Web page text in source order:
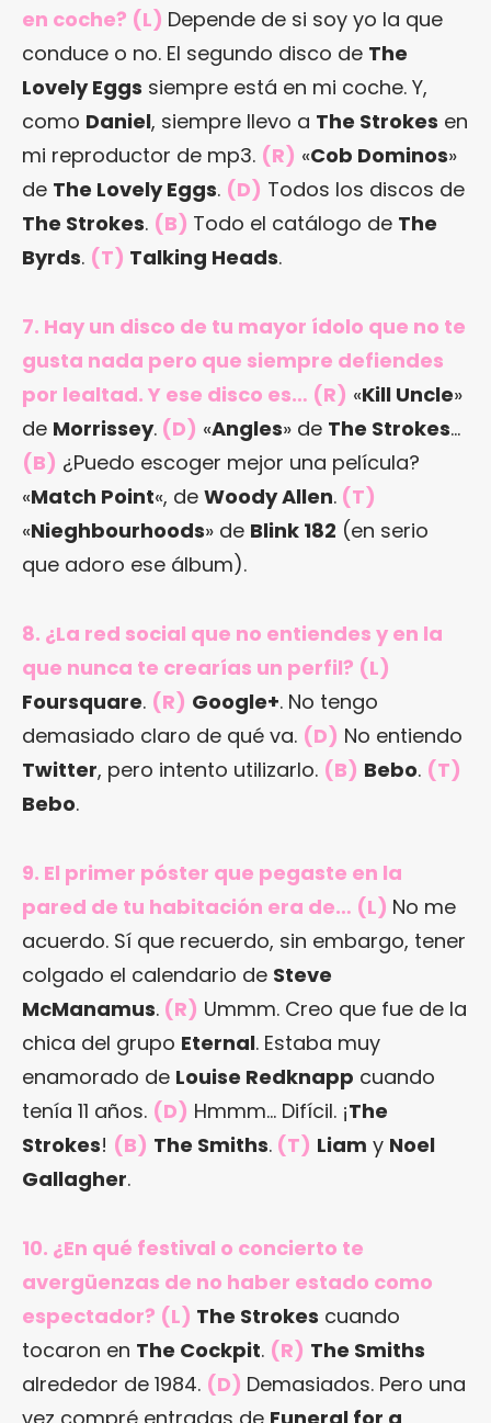
en coche? (L) Depende de si soy yo la que
conduce o no. El segundo disco de The
Lovely Eggs siempre está en mi coche. Y,
como Daniel, siempre llevo a The Strokes en
mi reproductor de mp3. (R) «Cob Dominos»
de The Lovely Eggs. (D) Todos los discos de
The Strokes. (B) Todo el catálogo de The
Byrds. (T) Talking Heads.
7. Hay un disco de tu mayor ídolo que no te
gusta nada pero que siempre defiendes
por lealtad. Y ese disco es… (R) «Kill Uncle»
de Morrissey. (D) «Angles» de The Strokes…
(B) ¿Puedo escoger mejor una película?
«Match Point«, de Woody Allen. (T)
«Nieghbourhoods» de Blink 182 (en serio
que adoro ese álbum).
8. ¿La red social que no entiendes y en la
que nunca te crearías un perfil? (L)
Foursquare. (R) Google+. No tengo
demasiado claro de qué va. (D) No entiendo
Twitter, pero intento utilizarlo. (B) Bebo. (T)
Bebo.
9. El primer póster que pegaste en la
pared de tu habitación era de… (L) No me
acuerdo. Sí que recuerdo, sin embargo, tener
colgado el calendario de Steve
McManamus. (R) Ummm. Creo que fue de la
chica del grupo Eternal. Estaba muy
enamorado de Louise Redknapp cuando
tenía 11 años. (D) Hmmm… Difícil. ¡The
Strokes! (B) The Smiths. (T) Liam y Noel
Gallagher.
10. ¿En qué festival o concierto te
avergüenzas de no haber estado como
espectador? (L) The Strokes cuando
tocaron en The Cockpit. (R) The Smiths
alrededor de 1984. (D) Demasiados. Pero una